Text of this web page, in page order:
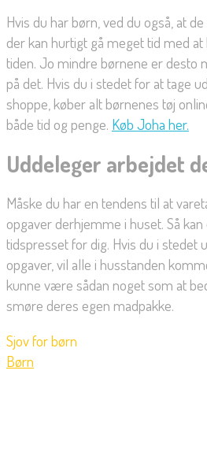
Hvis du har børn, ved du også, at
der kan hurtigt gå meget tid med
tiden. Jo mindre børnene er desto
på det. Hvis du i stedet for at tage
shoppe, køber alt børnenes tøj
både tid og penge. Køb Joha her.
Uddeleger arbejdet
Måske du har en tendens til at
opgaver derhjemme i huset. Så
tidspresset for dig. Hvis du i stedet
opgaver, vil alle i husstanden
kunne være sådan noget som at
smøre deres egen madpakke.
Sjov for børn
Børn